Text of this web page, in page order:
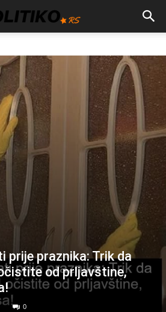
prije praznika: Trik da
od prljavštine,
0